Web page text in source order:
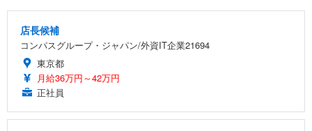
店長候補
コンパスグループ・ジャパン/外資IT企業21694
東京都
月給36万円～42万円
正社員